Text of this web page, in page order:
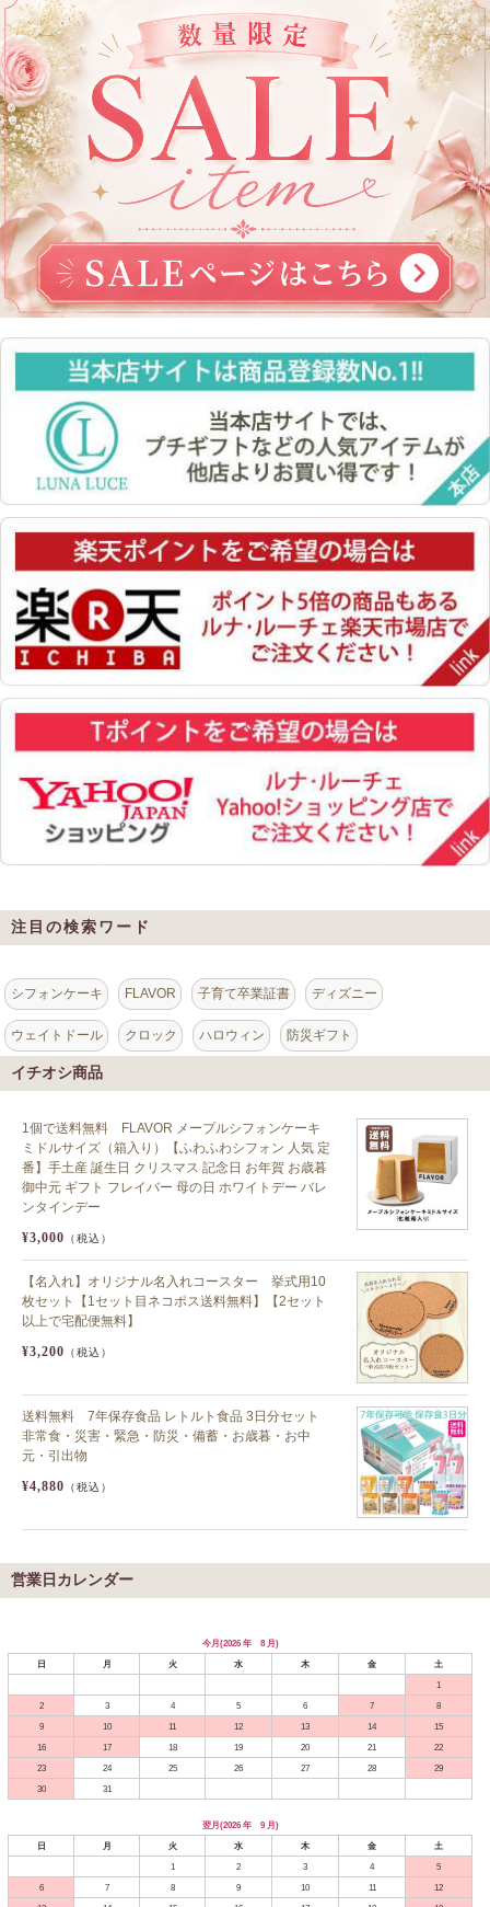
注目の検索ワード
シフォンケーキ FLAVOR 子育て卒業証書 ディズニー
ウェイトドール クロック ハロウィン 防災ギフト
イチオシ商品
1個で送料無料 FLAVOR メープルシフォンケーキ
ミドルサイズ（箱入り）【ふわふわシフォン 人気 定
番】手土産 誕生日 クリスマス 記念日 お年賀 お歳暮
御中元 ギフト フレイバー 母の日 ホワイトデー バレ
ンタインデー
¥3,000 （税込）
【名入れ】オリジナル名入れコースター 挙式用10
枚セット【1セット目ネコポス送料無料】【2セット
以上で宅配便無料】
¥3,200 （税込）
送料無料 7年保存食品 レトルト食品 3日分セット
非常食・災害・緊急・防災・備蓄・お歳暮・お中
元・引出物
¥4,880 （税込）
営業日カレンダー
今月(2026 年 8 月)
日
月 火 水 木 金
土
1
2
3 4 5 6 7
8
9
10 11 12 13 14
15
16
17 18 19 20 21
22
23
24 25 26 27 28
29
30
31
翌月(2026 年 9 月)
日
月 火 水 木 金
土
1
2 3 4
5
6
7 8 9 10 11
12